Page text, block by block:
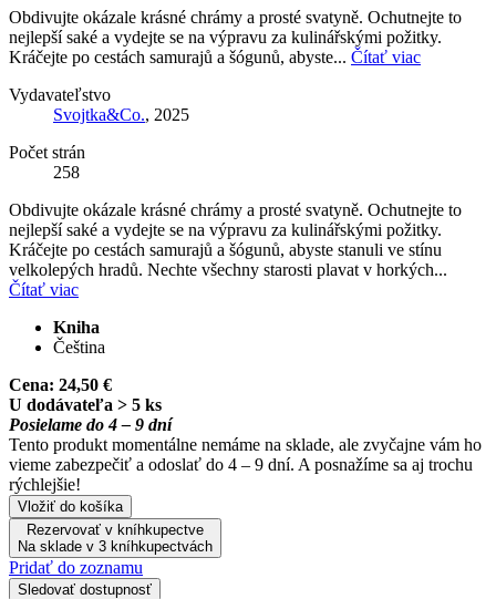
Obdivujte okázale krásné chrámy a prosté svatyně. Ochutnejte to
nejlepší saké a vydejte se na výpravu za kulinářskými požitky.
Kráčejte po cestách samurajů a šógunů, abyste... Čítať viac
Vydavateľstvo
Svojtka&Co., 2025
Počet strán
258
Obdivujte okázale krásné chrámy a prosté svatyně. Ochutnejte to
nejlepší saké a vydejte se na výpravu za kulinářskými požitky.
Kráčejte po cestách samurajů a šógunů, abyste stanuli ve stínu
velkolepých hradů. Nechte všechny starosti plavat v horkých...
Čítať viac
Kniha
Čeština
Cena: 24,50 €
U dodávateľa > 5 ks
Posielame do 4 – 9 dní
Tento produkt momentálne nemáme na sklade, ale zvyčajne vám ho
vieme zabezpečiť a odoslať do 4 – 9 dní. A posnažíme sa aj trochu
rýchlejšie!
Vložiť do košíka
Rezervovať v kníhkupectve
Na sklade v 3 kníhkupectvách
Pridať do zoznamu
Sledovať dostupnosť